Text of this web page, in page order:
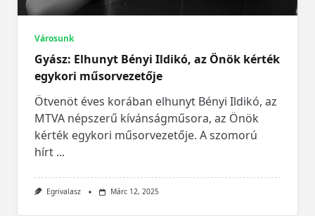
Városunk
Gyász: Elhunyt Bényi Ildikó, az Önök kérték
egykori műsorvezetője
Ötvenöt éves korában elhunyt Bényi Ildikó, az
MTVA népszerű kívánságműsora, az Önök
kérték egykori műsorvezetője. A szomorú
hírt ...
Egrivalasz Márc 12, 2025